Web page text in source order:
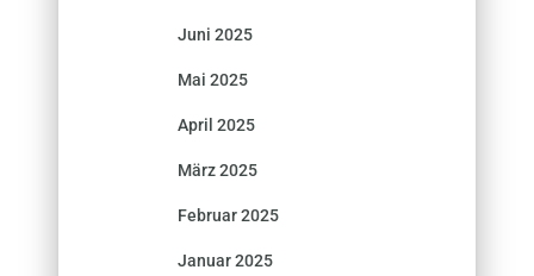
Juni 2025
Mai 2025
April 2025
März 2025
Februar 2025
Januar 2025